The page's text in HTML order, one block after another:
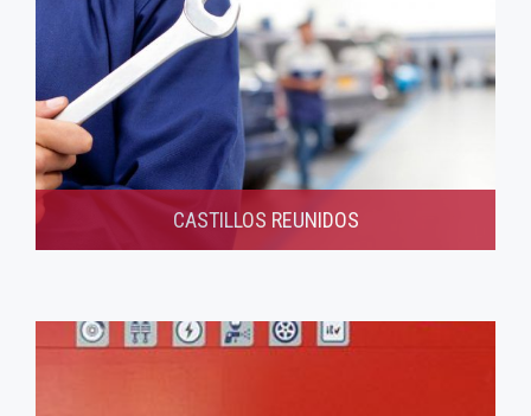
CASTILLOS REUNIDOS